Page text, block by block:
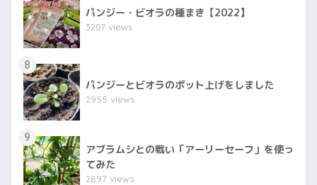
パンジー・ビオラの種まき【2022】
3207 views
8
パンジーとビオラのポット上げをしました
2955 views
9
アブラムシとの戦い「アーリーセーフ」を使っ
てみた
2897 views